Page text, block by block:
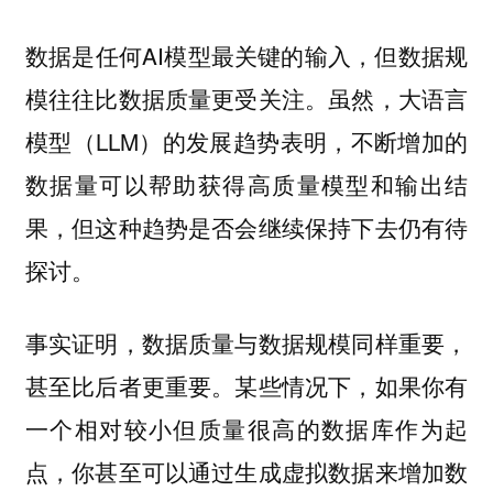
数据是任何AI模型最关键的输入，但数据规
模往往比数据质量更受关注。虽然，大语言
模型（LLM）的发展趋势表明，不断增加的
数据量可以帮助获得高质量模型和输出结
果，但这种趋势是否会继续保持下去仍有待
探讨。
事实证明，数据质量与数据规模同样重要，
甚至比后者更重要。某些情况下，如果你有
一个相对较小但质量很高的数据库作为起
点，你甚至可以通过生成虚拟数据来增加数